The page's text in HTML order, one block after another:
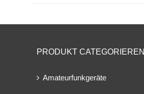
PRODUKT CATEGORIEREN
Amateurfunkgeräte